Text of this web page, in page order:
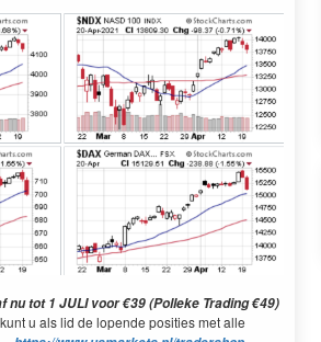
nu tot 1 JULI voor €39 (Polleke Trading €49)
u als lid de lopende posities met alle